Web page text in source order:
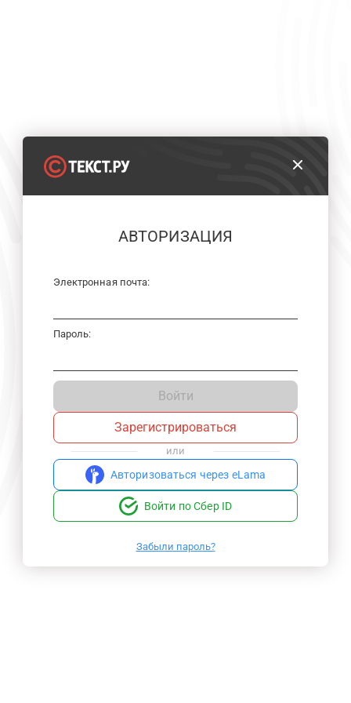
АВТОРИЗАЦИЯ
Электронная почта:
Пароль:
Войти
Зарегистрироваться
или
Авторизоваться через eLama
Войти по Сбер ID
Забыли пароль?